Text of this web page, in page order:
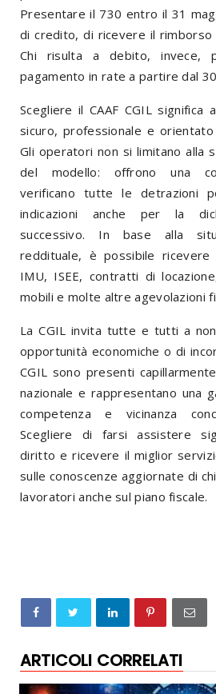
Presentare il 730 entro il 31
di credito, di ricevere il rimborso
Chi risulta a debito, invece,
pagamento in rate a partire dal
Scegliere il CAAF CGIL significa
sicuro, professionale e
Gli operatori non si limitano alla
del modello: offrono una
verificano tutte le detrazioni
indicazioni anche per la
successivo. In base alla
reddituale, è possibile
IMU, ISEE, contratti di
mobili e molte altre agevolazioni
La CGIL invita tutte e tutti a
opportunità economiche o di
CGIL sono presenti
nazionale e rappresentano una
competenza e vicinanza
Scegliere di farsi assistere
diritto e ricevere il miglior
sulle conoscenze aggiornate di
lavoratori anche sul piano fiscale.
ARTICOLI CORRELATI